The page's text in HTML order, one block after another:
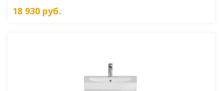
18 930 руб.